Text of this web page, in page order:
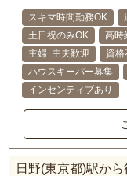
スキマ時間勤務OK
土日祝のみOK
高時
主婦･主夫歓迎
資格
ハウスキーパー募集
インセンティブあり
日野(東京都)駅か